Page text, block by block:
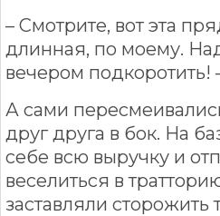
– Смотрите, вот эта
длинная, по моему.
вечером подкоротить!
А сами
друг друга в бок. На
себе всю выручку и
веселиться в
заставляли сторожить